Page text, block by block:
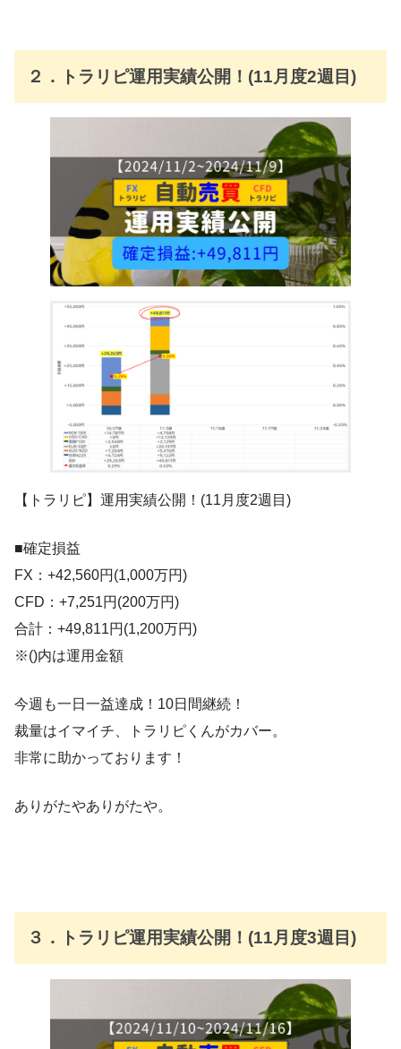
２．トラリピ運用実績公開！(11月度2週目)
【トラリピ】運用実績公開！(11月度2週目)
■確定損益
FX：+42,560円(1,000万円)
CFD：+7,251円(200万円)
合計：+49,811円(1,200万円)
※()内は運用金額
今週も一日一益達成！10日間継続！
裁量はイマイチ、トラリピくんがカバー。
非常に助かっております！
ありがたやありがたや。
３．トラリピ運用実績公開！(11月度3週目)